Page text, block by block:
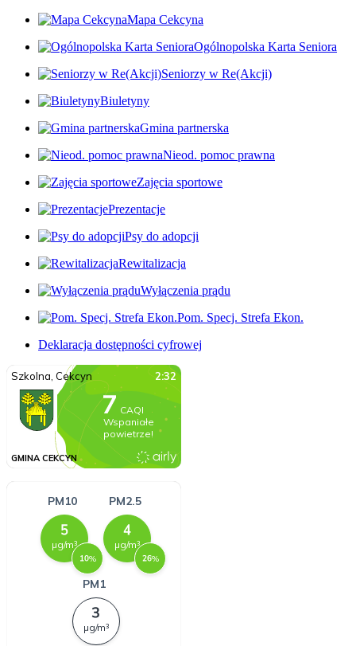
Mapa Cekcyna
Ogólnopolska Karta Seniora
Seniorzy w Re(Akcji)
Biuletyny
Gmina partnerska
Nieod. pomoc prawna
Zajęcia sportowe
Prezentacje
Psy do adopcji
Rewitalizacja
Wyłączenia prądu
Pom. Specj. Strefa Ekon.
Deklaracja dostępności cyfrowej